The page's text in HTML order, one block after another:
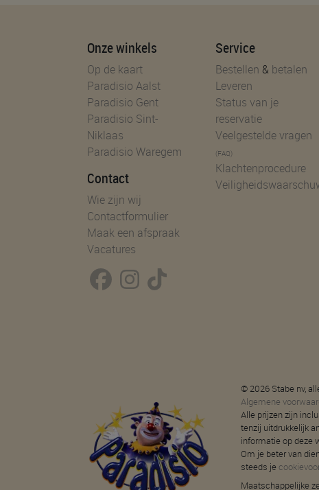
Onze winkels
Op de kaart
Paradisio Aalst
Paradisio Gent
Paradisio Sint-
Niklaas
Paradisio Waregem
Contact
Wie zijn wij
Contactformulier
Maak een afspraak
Vacatures
Service
Bestellen & betalen
Leveren
Status van je
reservatie
Veelgestelde vragen
(FAQ)
Klachtenprocedure
© 2026 Stabe nv,
Algemene
Alle prijzen zijn
tenzij uitdrukkelijk
informatie op deze
Om je beter van
steeds je
Maatschappelijke